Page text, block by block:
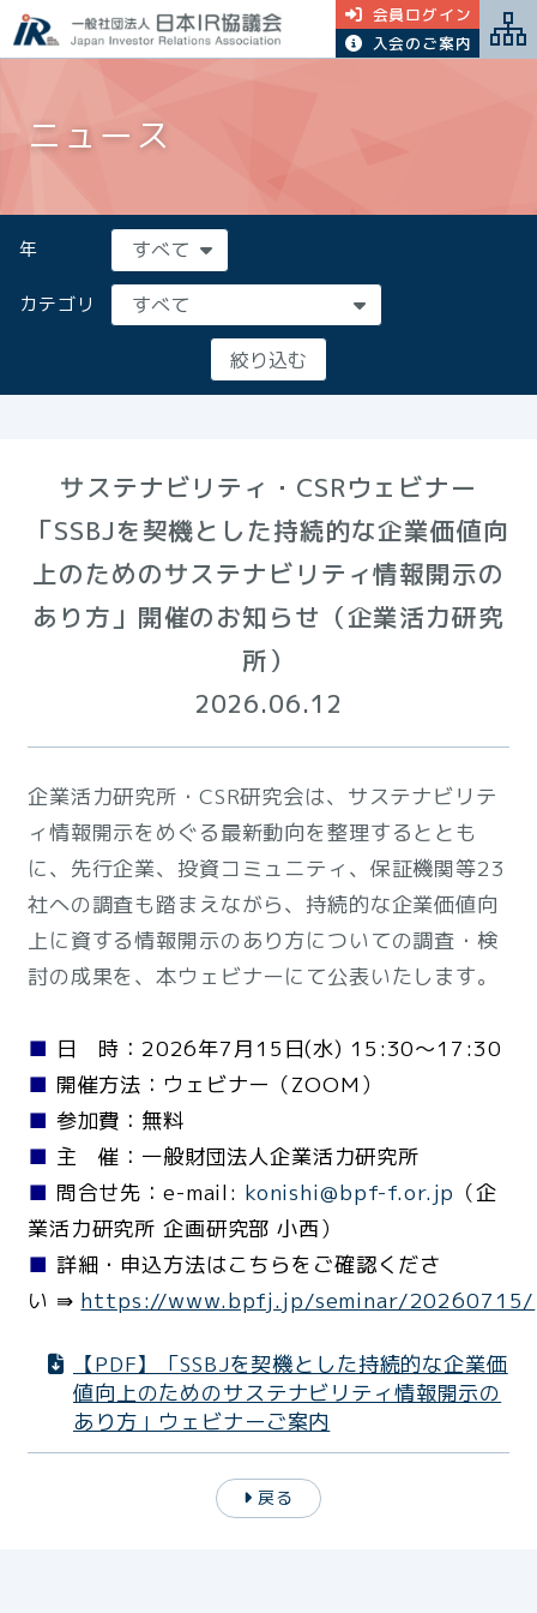
会員ログイン
入会のご案内
ニュース
年
カテゴリ
サステナビリティ・CSRウェビナー
「SSBJを契機とした持続的な企業価値向
上のためのサステナビリティ情報開示の
あり方」開催のお知らせ（企業活力研究
所）
2026.06.12
企業活力研究所・CSR研究会は、サステナビリテ
ィ情報開示をめぐる最新動向を整理するととも
に、先行企業、投資コミュニティ、保証機関等23
社への調査も踏まえながら、持続的な企業価値向
上に資する情報開示のあり方についての調査・検
討の成果を、本ウェビナーにて公表いたします。
■ 日 時：2026年7月15日(水) 15:30～17:30
■ 開催方法：ウェビナー（ZOOM）
■ 参加費：無料
■ 主 催：一般財団法人企業活力研究所
■ 問合せ先：e-mail: konishi@bpf-f.or.jp （企
業活力研究所 企画研究部 小西）
■ 詳細・申込方法はこちらをご確認くださ
い ⇛ https://www.bpfj.jp/seminar/20260715/
【PDF】「SSBJを契機とした持続的な企業価
値向上のためのサステナビリティ情報開示の
あり方」ウェビナーご案内
戻る